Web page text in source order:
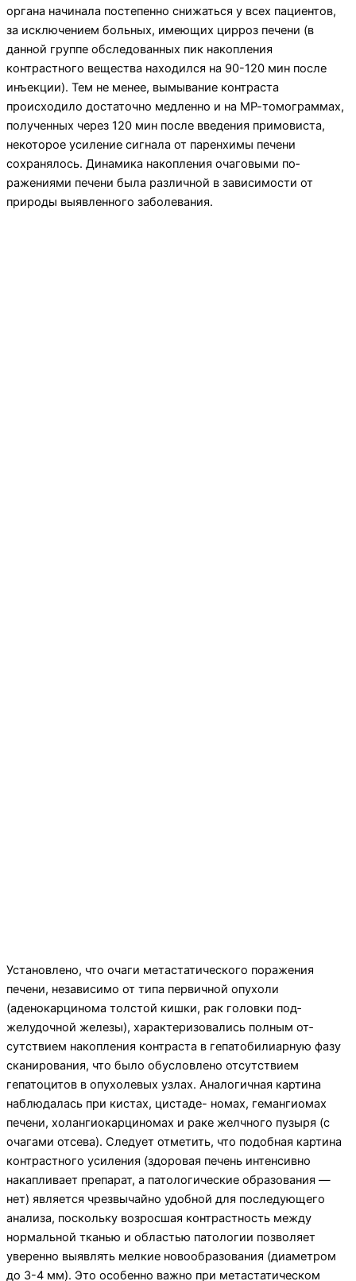
органа начинала постепенно снижаться у всех пациентов,
за исклю­чением больных, имеющих цирроз печени (в
данной группе обследованных пик накопления
контрастного вещества находился на 90-120 мин после
инъекции). Тем не менее, вымывание контраста
происходило до­статочно медленно и на МР-томограммах,
полученных через 120 мин после введения примовиста,
некоторое усиление сигнала от паренхимы печени
сохранялось. Динамика накопления очаговыми по­
ражениями печени была различной в зависимости от
природы выявленного заболевания.
Установлено, что очаги метастатического пораже­ния
печени, независимо от типа первичной опухоли
(аденокарцинома толстой кишки, рак головки под­
желудочной железы), характеризовались полным от­
сутствием накопления контраста в гепатобилиарную фазу
сканирования, что было обусловлено отсутствием
гепатоцитов в опухолевых узлах. Ана­логичная картина
наблюдалась при кистах, цистаде- номах, гемангиомах
печени, холангиокарциномах и раке желчного пузыря (с
очагами отсева). Следует от­метить, что подобная картина
контрастного усиления (здоровая печень интенсивно
накапливает препарат, а патологические образования —
нет) является чрезвы­чайно удобной для последующего
анализа, поскольку возросшая контрастность между
нормальной тканью и областью патологии позволяет
уверенно выявлять мелкие новообразования (диаметром
до 3-4 мм). Это особенно важно при метастатическом